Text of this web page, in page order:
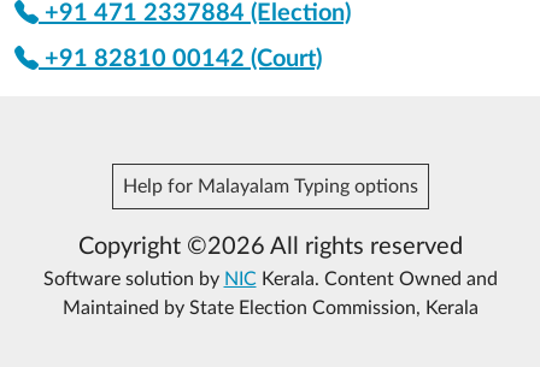
+91 471 2337884 (Election)
+91 82810 00142 (Court)
Help for Malayalam Typing options
Copyright ©2026 All rights reserved
Software solution by NICKerala. Content Owned and
Maintained by State Election Commission, Kerala